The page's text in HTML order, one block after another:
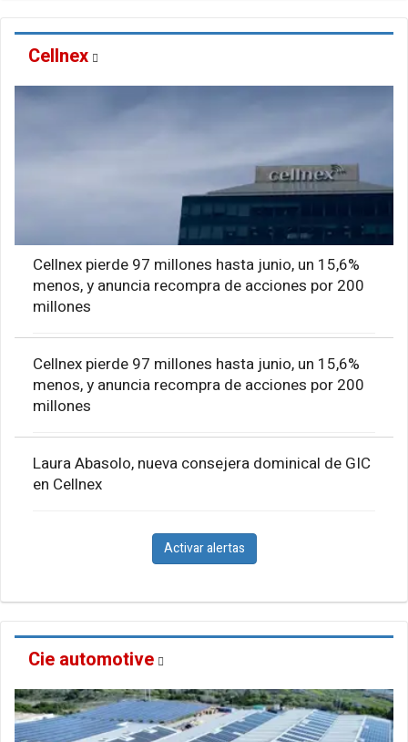
Cellnex
Cellnex pierde 97 millones hasta junio, un 15,6%
menos, y anuncia recompra de acciones por 200
millones
Cellnex pierde 97 millones hasta junio, un 15,6%
menos, y anuncia recompra de acciones por 200
millones
Laura Abasolo, nueva consejera dominical de GIC
en Cellnex
Activar alertas
Cie automotive